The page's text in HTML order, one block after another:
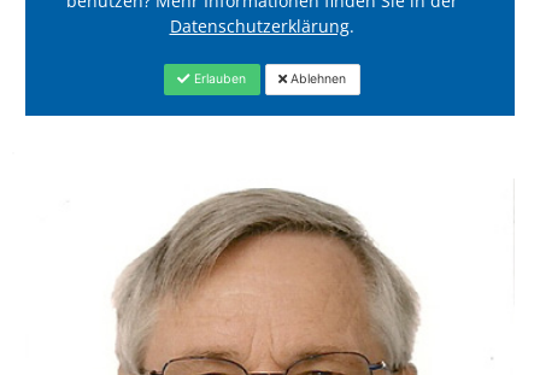
Datenschutzerklärung.
Erlauben Ablehnen